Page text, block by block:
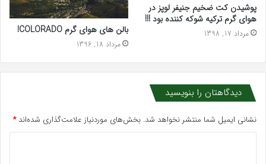
پوشیدن کت ضخیم جنیفر لوپز در
هوای گرم ترکیه شوکه کننده بود !!!
مرداد 17, 1398 بالن های هوای گرم COLORADO!
مرداد 18, 1396
دیدگاهتان را بنویسید
نشانی ایمیل شما منتشر نخواهد شد. بخش‌های موردنیاز علامت‌گذاری شده‌اند*